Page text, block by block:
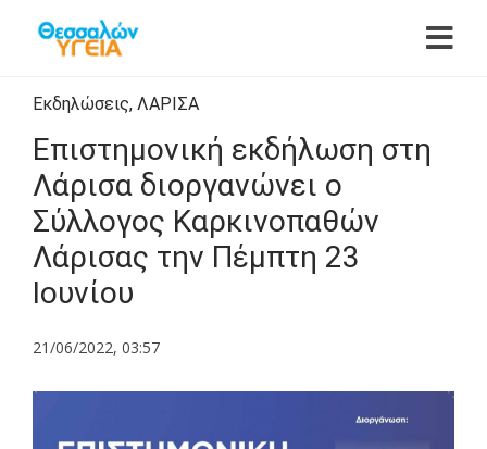
Εκδηλώσεις, ΛΑΡΙΣΑ
Επιστημονική εκδήλωση στη
Λάρισα διοργανώνει ο
Σύλλογος Καρκινοπαθών
Λάρισας την Πέμπτη 23
Ιουνίου
21/06/2022, 03:57